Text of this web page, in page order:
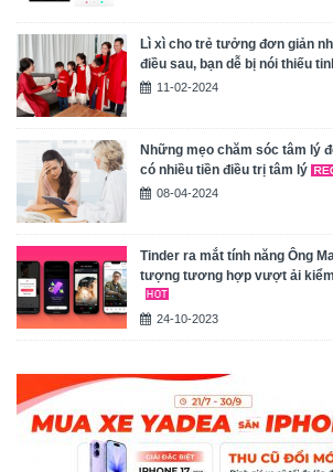
Lì xì cho trẻ tưởng đơn giản
điều sau, bạn dễ bị nói thiếu
11-02-2024
Những mẹo chăm sóc tâm lý
có nhiều tiền điều trị tâm lý
08-04-2024
Tinder ra mắt tính năng Ông
tượng tương hợp vượt ải
24-10-2023